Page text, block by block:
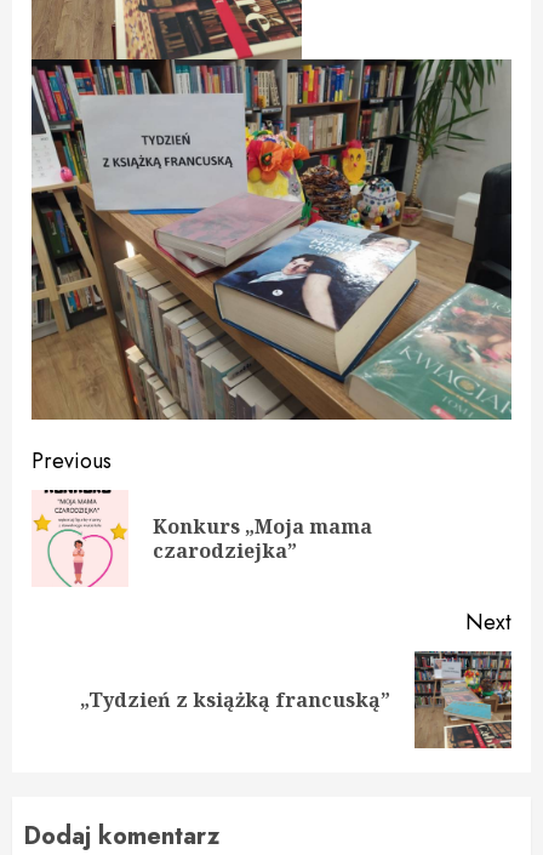
Continue
Reading
Previous
Konkurs „Moja mama
czarodziejka”
Next
„Tydzień z książką francuską”
Dodaj komentarz